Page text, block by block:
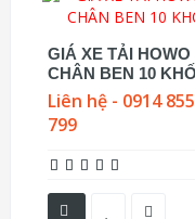
GIÁ XE TẢI HOWO
CHÂN BEN 10
Liên hệ - 0914 855
799